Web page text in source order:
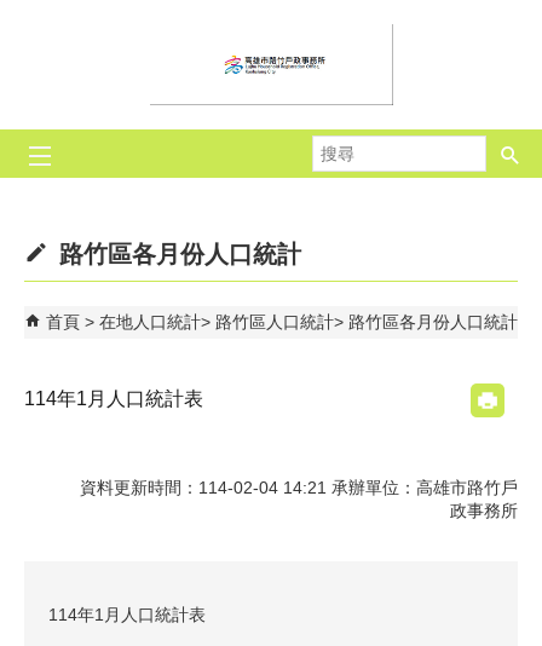
尋
路竹區各月份人口統計
首頁 在地人口統計 路竹區人口統計 路竹區各月份人口統計
114年1月人口統計表
資料更新時間：114-02-04 14:21 承辦單位：高雄市路竹戶
政事務所
114年1月人口統計表